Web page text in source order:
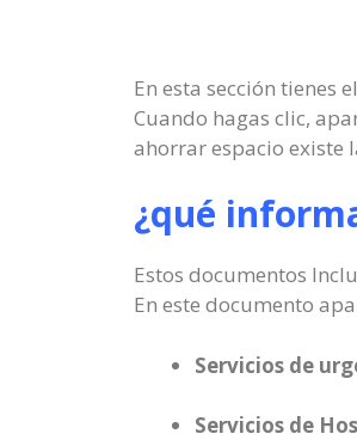
En esta sección tienes
Cuando hagas clic,
ahorrar espacio existe
¿qué
Estos documentos
En este documento
Servicios de
Servicios de